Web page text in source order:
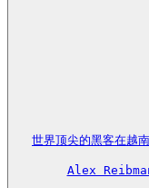
世界顶尖的黑客在越
Alex Reibman